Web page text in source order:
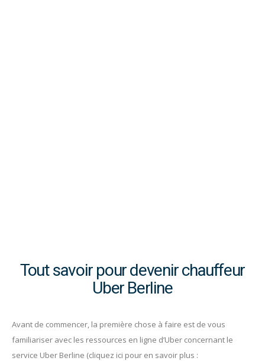
Tout savoir pour devenir chauffeur
Uber Berline
Avant de commencer, la première chose à faire est de vous
familiariser avec les ressources en ligne d’Uber concernant le
service Uber Berline (cliquez ici pour en savoir plus :